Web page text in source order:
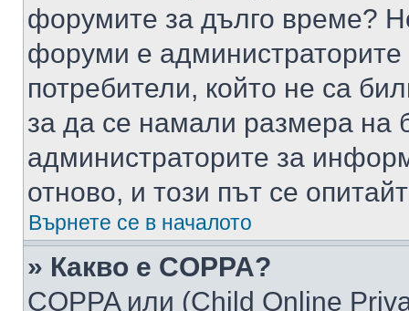
форумите за дълго време?
форуми е администраторите
потребители, който не са
за да се намали размера на
администраторите за
отново, и този път се
Върнете се в началото
» Какво е COPPA?
COPPA или (Child Online